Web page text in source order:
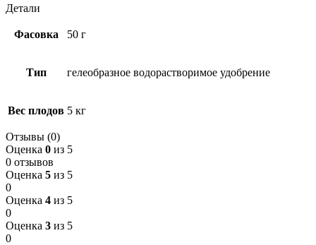
Детали
Фасовка 50 г
Тип гелеобразное водорастворимое удобрение
Вес плодов 5 кг
Отзывы (0)
Оценка 0 из 5
0 отзывов
Оценка 5 из 5
0
Оценка 4 из 5
0
Оценка 3 из 5
0